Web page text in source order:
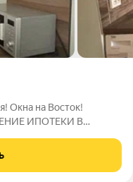
Окна на Восток!
ИПОТЕКИ В
не проживает нет